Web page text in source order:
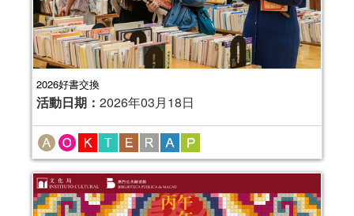
2026好書交換
活動日期： 2026年03月18日